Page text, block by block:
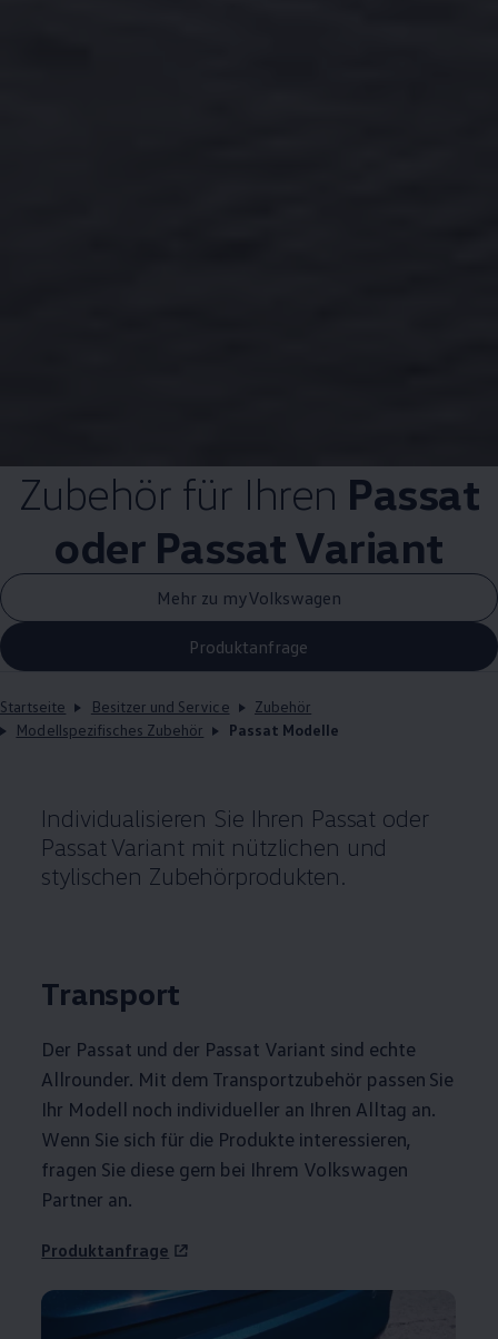
Zubehörfür Ihren Passat
oder PassatVariant
Mehr zu myVolkswagen
Produktanfrage
Startseite Besitzer und Service
Zubehör
Modellspezifisches Zubehör
Passat Modelle
Individualisieren Sie Ihren Passat oder
Passat Variantmit nützlichen und
stylischen Zubehörprodukten.
Transport
Der Passat und der Passat Variant sind echte
Allrounder. Mit dem Transportzubehör passen Sie
Ihr Modell noch individueller an Ihren Alltag an.
Wenn Sie sich für die Produkte interessieren,
fragen Sie diese gern bei Ihrem Volkswagen
Partner an.
Produktanfrage